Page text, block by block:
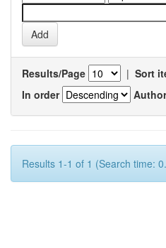
Results/Page | Sort
In order
Results 1-1 of 1 (Search time: